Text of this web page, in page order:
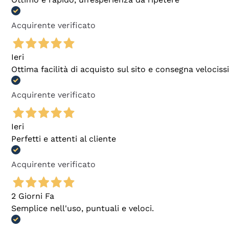
Acquirente verificato
Ieri
Ottima facilità di acquisto sul sito e consegna
Acquirente verificato
Ieri
Perfetti e attenti al cliente
Acquirente verificato
2 Giorni Fa
Semplice nell'uso, puntuali e veloci.